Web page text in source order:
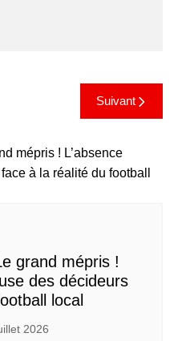
Suivant
grand mépris !
des décideurs
local
2026